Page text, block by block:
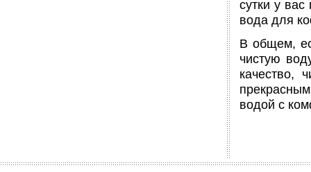
сутки у
вода для
В общем,
чистую
качество,
водой с